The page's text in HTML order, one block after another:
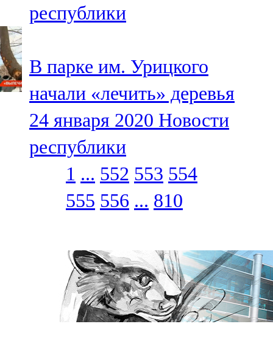
республики
В парке им. Урицкого
начали «лечить» деревья
24 января 2020 Новости
республики
1 ... 552 553 554
555 556 ... 810